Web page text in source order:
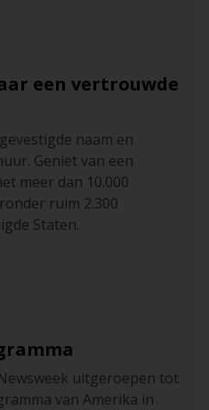
een vertrouwde
naam en
Geniet van een
meer dan 10.000
ruim 2.300
Staten.
uitgeroepen tot
van Amerika in